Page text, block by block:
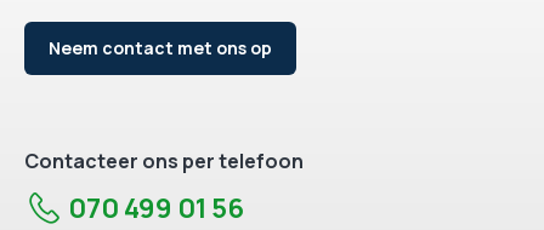
Neem contact met ons op
Contacteer ons per telefoon
070 499 01 56